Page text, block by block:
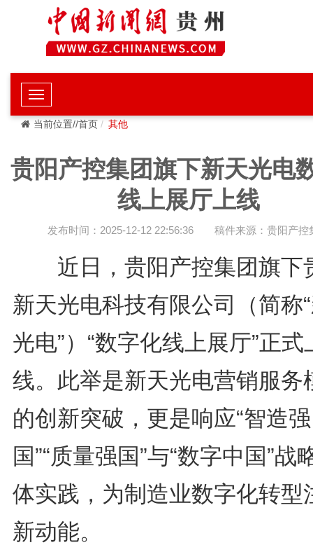
当前位置//首页 其他
贵阳产控集团旗下新天光电
线上展厅上线
发布时间：2025-12-12 22:56:36 稿件来源：贵阳产控
近日，贵阳产控集团旗下
新天光电科技有限公司（简称
光电”）“数字化线上展厅”正式
线。此举是新天光电营销服务
的创新突破，更是响应“智造强
国”“质量强国”与“数字中国”战
体实践，为制造业数字化转型
新动能。